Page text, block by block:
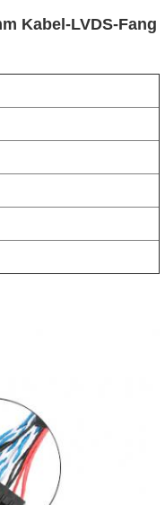
Kabel-LVDS-Fang